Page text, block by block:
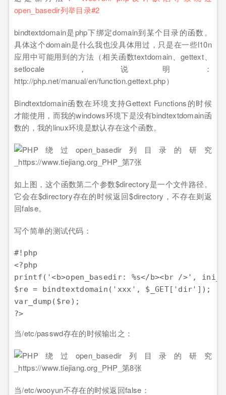
open_basedir列举目录#2
bindtextdomain是php下绑定domain到某个目录的函数。
具体这个domain是什么我也没具体用过，只是在一些l10n
应用中可能用到的方法（相关函数textdomain、gettext、
setlocale，说明：
http://php.net/manual/en/function.gettext.php）
Bindtextdomain函数在环境支持Gettext Functions的时候
才能使用，而我的windows环境下是没有bindtextdomain函
数的，我的linux环境是默认存在这个函数。
如上图，这个函数第二个参数$directory是一个文件路径。
它会在$directory存在的时候返回$directory，不存在则返
回false。
写个简单的测试代码：
#!php
<?php
printf('<b>open_basedir: %s</b><br />',
$re = bindtextdomain('xxx', $_GET['dir']);
var_dump($re);
当/etc/passwd存在的时候输出之：
当/etc/wooyun不存在的时候返回false：